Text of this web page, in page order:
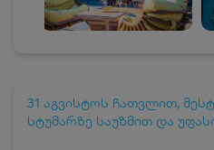
31 აგვისტოს ჩათვლით,
სტუმარზე საუზმით და